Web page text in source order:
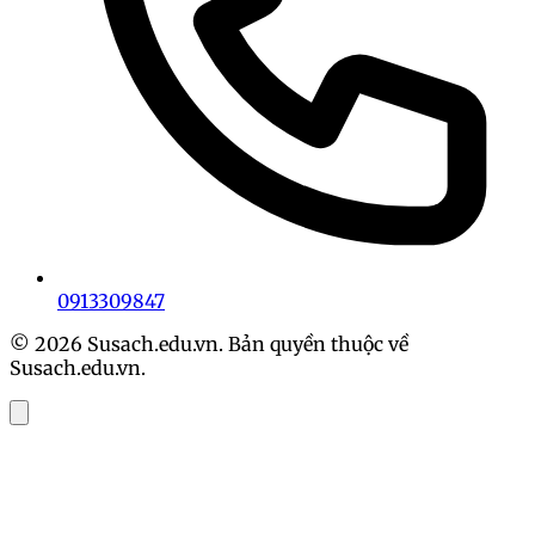
0913309847
© 2026 Susach.edu.vn. Bản quyền thuộc về
Susach.edu.vn.